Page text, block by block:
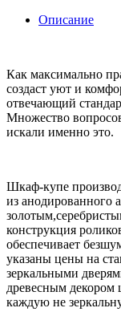
Описание
Как максимально
создаст уют и
отвечающий
Множество
искали именно это.
Шкаф-купе
из
конструкция
обеспечивает
указаны цены на
зеркальными
древесным декором
каждую не